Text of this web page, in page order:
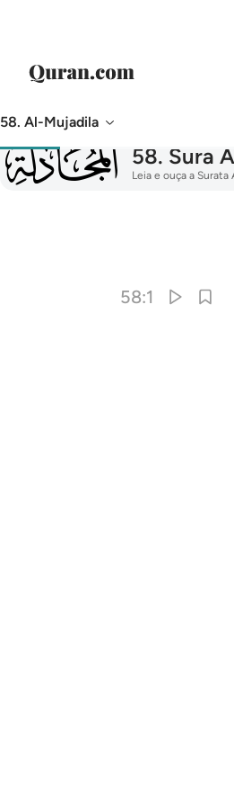
58. Al-Mujadila
58. Sura
Leia e ouça a
58:1